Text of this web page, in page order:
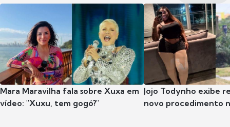
Mara Maravilha fala sobre Xuxa em
vídeo: "Xuxu, tem gogó?"
Jojo Todynho exibe
novo procedimento